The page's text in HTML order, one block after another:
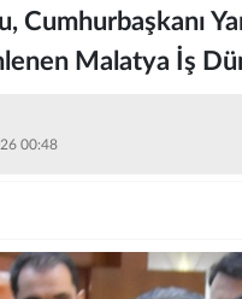
Cumhurbaşkanı
Malatya İş
00:48